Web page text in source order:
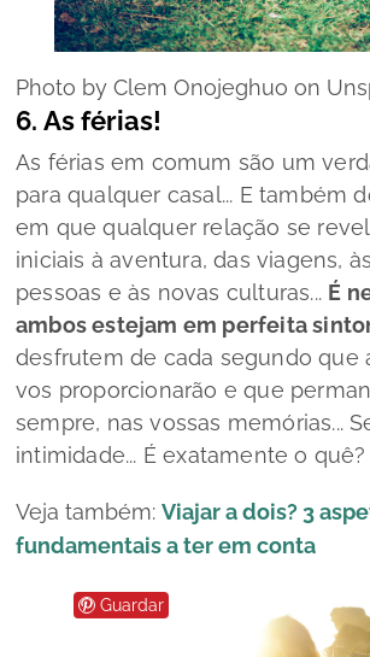
Photo by Clem Onojeghuo on
6. As férias!
As férias em comum são um
para qualquer casal... E também
em que qualquer relação se
iniciais à aventura, das viagens,
pessoas e às novas culturas... É
ambos estejam em perfeita
desfrutem de cada segundo que
vos proporcionarão e que
sempre, nas vossas memórias...
intimidade... É exatamente o quê?
Veja também: Viajar a dois? 3
fundamentais a ter em conta
Guardar